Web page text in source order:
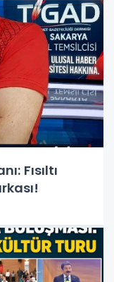
Fısıltı